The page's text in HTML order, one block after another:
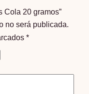
Cola 20 gramos”
no será publicada.
*